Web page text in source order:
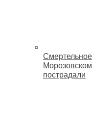
пострадали